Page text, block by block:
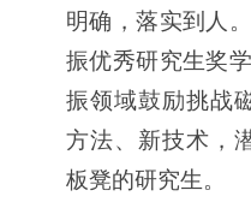
明确，落实到人
振优秀研究生奖
振领域鼓励挑战
方法、新技术，
板凳的研究生。